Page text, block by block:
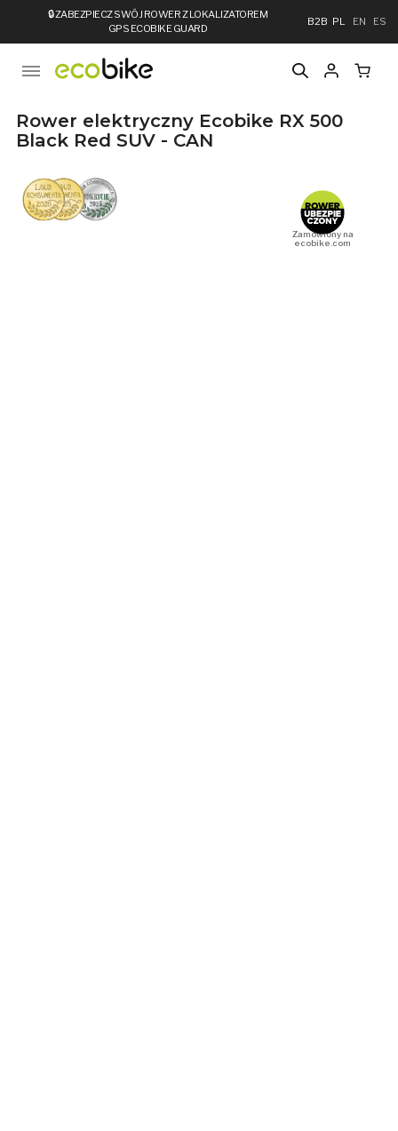
🔒ZABEZPIECZ SWÓJ ROWER Z LOKALIZATOREM
GPS ECOBIKE GUARD
B2B PL EN ES
Rower elektryczny Ecobike RX 500
Black Red SUV - CAN
Zamówiony na
ecobike.com